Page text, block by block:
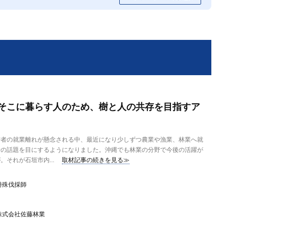
こに暮らす人のため、樹と人の共存を目指すア
の就業離れが懸念される中、最近になり少しずつ農業や漁業、林業へ就
話題を目にするようになりました。沖縄でも林業の分野で今後の活躍が
それが石垣市内...
取材記事の続きを見る≫
殊伐採師
式会社佐藤林業